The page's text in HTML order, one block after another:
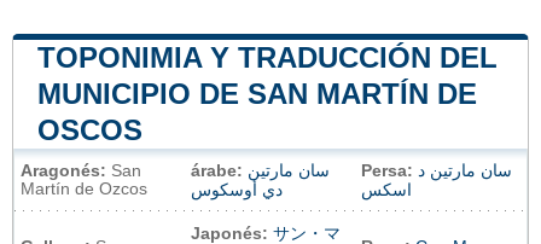
TOPONIMIA Y TRADUCCIÓN DEL
MUNICIPIO DE SAN MARTÍN DE
OSCOS
Aragonés: San
Martín de Ozcos
árabe: سان مارتين
دي أوسكوس
Persa: سان مارتین د
اسکس
Japonés: サン・マ